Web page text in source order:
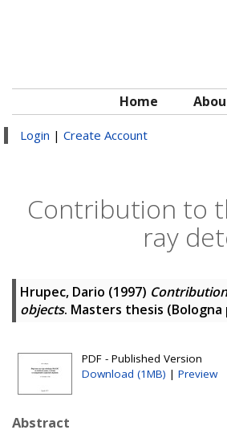
Home
Login | Create Account
Contribution to
ray
Hrupec, Dario (1997)
objects. Masters thesis
PDF - Published Version
Download (1MB) | Preview
Abstract